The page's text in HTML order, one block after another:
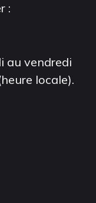
:
au vendredi
locale).